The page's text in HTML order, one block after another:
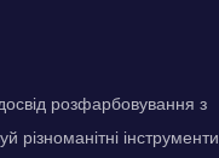
розфарбовування з
інструменти